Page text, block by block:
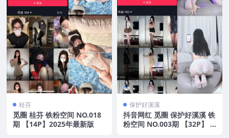
桂芬
觅圈 桂芬 铁粉空间 NO.018
期 【14P】2025年最新版
保护好溪溪
抖音网红 觅圈 保护好溪溪 铁
粉空间 NO.003期 【32P】 2